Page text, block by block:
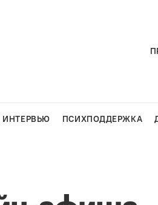
ИНТЕРВЬЮ ПСИХПОДДЕРЖКА